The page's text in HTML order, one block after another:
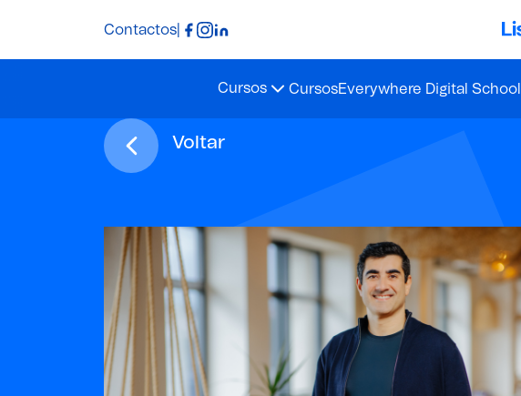
Contactos
Cursos CursosEverywhere Digital School
Voltar